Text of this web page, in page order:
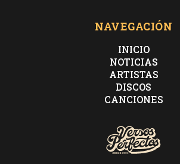
NAVEGACIÓN
INICIO
NOTICIAS
ARTISTAS
DISCOS
CANCIONES